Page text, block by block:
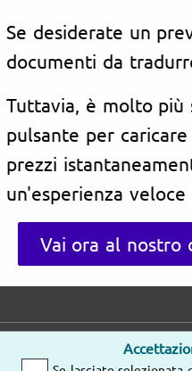
Se desiderate un
documenti da
Tuttavia, è molto più
pulsante per
prezzi
un'esperienza
Vai ora al nostro
E-mail